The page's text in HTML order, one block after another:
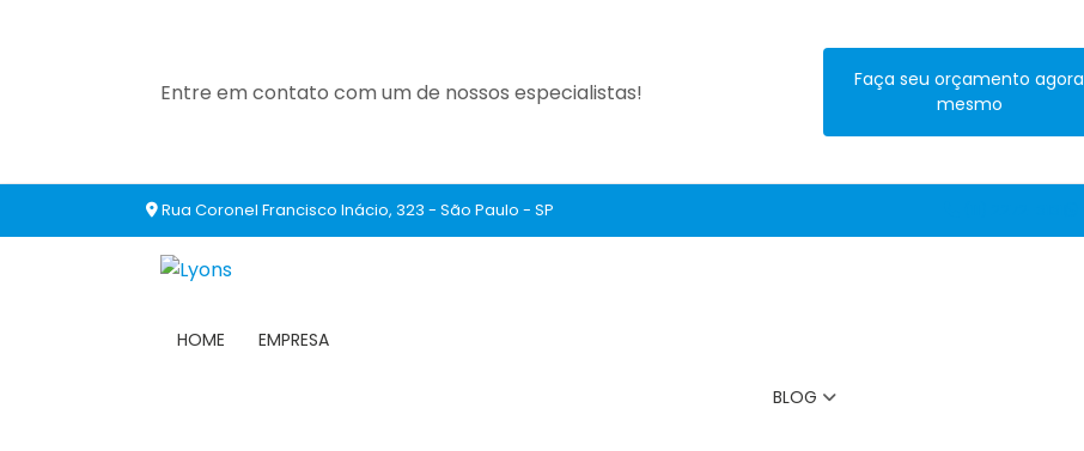
Entre em contato com um de nossos especialistas!
Faça seu orçamento agora
mesmo
Rua Coronel Francisco Inácio, 323 - São Paulo - SP
HOME EMPRESA
BLOG